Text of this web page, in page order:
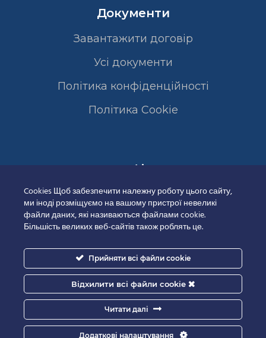
Документи
Завантажити договір
Усі документи
Політика конфіденційності
Полiтика Cookie
Сертифікати
Cookies Щоб забезпечити належну роботу цього сайту,
ми іноді розміщуємо на вашому пристрої невеликі
файли даних, які називаються файлами cookie.
Більшість великих веб-сайтів також роблять це.
Прийняти всі файли cookie
Відхилити всі файли cookie
Читати далі
Додаткові налаштування